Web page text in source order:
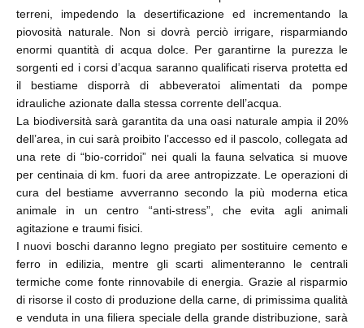
terreni, impedendo la desertificazione ed incrementando la
piovosità naturale. Non si dovrà perciò irrigare, risparmiando
enormi quantità di acqua dolce. Per garantirne la purezza le
sorgenti ed i corsi d’acqua saranno qualificati riserva protetta ed
il bestiame disporrà di abbeveratoi alimentati da pompe
idrauliche azionate dalla stessa corrente dell’acqua.
La biodiversità sarà garantita da una oasi naturale ampia il 20%
dell’area, in cui sarà proibito l’accesso ed il pascolo, collegata ad
una rete di “bio-corridoi” nei quali la fauna selvatica si muove
per centinaia di km. fuori da aree antropizzate. Le operazioni di
cura del bestiame avverranno secondo la più moderna etica
animale in un centro “anti-stress”, che evita agli animali
agitazione e traumi fisici.
I nuovi boschi daranno legno pregiato per sostituire cemento e
ferro in edilizia, mentre gli scarti alimenteranno le centrali
termiche come fonte rinnovabile di energia. Grazie al risparmio
di risorse il costo di produzione della carne, di primissima qualità
e venduta in una filiera speciale della grande distribuzione, sarà